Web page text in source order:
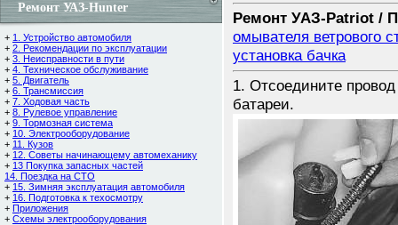
Ремонт УАЗ-Hunter
+ 1. Устройство автомобиля
+ 2. Рекомендации по эксплуатации
+ 3. Неисправности в пути
+ 4. Техническое обслуживание
+ 5. Двигатель
+ 6. Трансмиссия
+ 7. Ходовая часть
+ 8. Рулевое управление
+ 9. Тормозная система
+ 10. Электрооборудование
+ 11. Кузов
+ 12. Советы начинающему автомеханику
+ 13 Покупка запасных частей
14. Поездка на СТО
+ 15. Зимняя эксплуатация автомобиля
+ 16. Подготовка к техосмотру
+ Приложения
+ Схемы электрооборудования
Ремонт УАЗ-Patriot /
омывателя ветрового
установка бачка
1. Отсоедините
батареи.